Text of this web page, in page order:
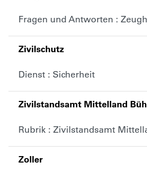
Fragen und Antworten :
Zivilschutz
Dienst : Sicherheit
Zivilstandsamt Mittelland
Rubrik : Zivilstandsamt
Zoller